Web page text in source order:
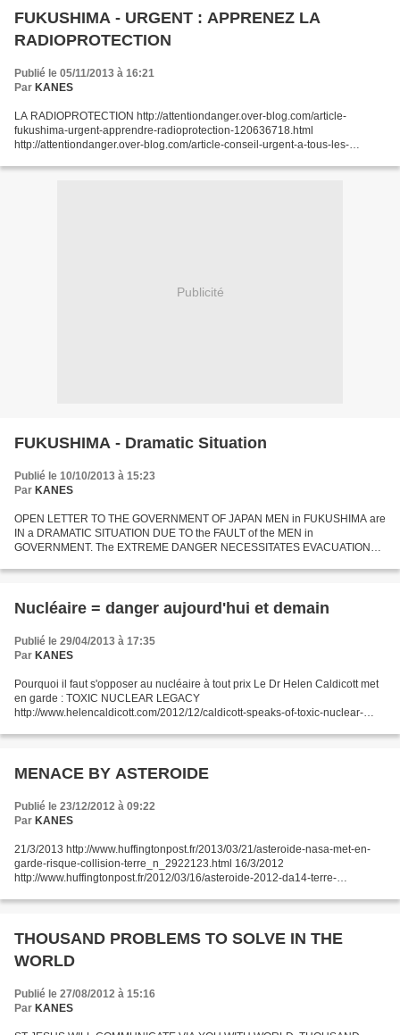
FUKUSHIMA - URGENT : APPRENEZ LA
RADIOPROTECTION
Publié le 05/11/2013 à 16:21
Par KANES
LA RADIOPROTECTION http://attentiondanger.over-blog.com/article-
fukushima-urgent-apprendre-radioprotection-120636718.html
http://attentiondanger.over-blog.com/article-conseil-urgent-a-tous-les-
comment-se-proteger-contre-la-radioactivite-109531255.html...
Publicité
FUKUSHIMA - Dramatic Situation
Publié le 10/10/2013 à 15:23
Par KANES
OPEN LETTER TO THE GOVERNMENT OF JAPAN MEN in FUKUSHIMA are
IN a DRAMATIC SITUATION DUE TO the FAULT of the MEN in
GOVERNMENT. The EXTREME DANGER NECESSITATES EVACUATION
EXTREME DANGER CONTRARY to...
Nucléaire = danger aujourd'hui et demain
Publié le 29/04/2013 à 17:35
Par KANES
Pourquoi il faut s'opposer au nucléaire à tout prix Le Dr Helen Caldicott met
en garde : TOXIC NUCLEAR LEGACY
http://www.helencaldicott.com/2012/12/caldicott-speaks-of-toxic-nuclear-
MENACE BY ASTEROIDE
Publié le 23/12/2012 à 09:22
Par KANES
21/3/2013 http://www.huffingtonpost.fr/2013/03/21/asteroide-nasa-met-en-
garde-risque-collision-terre_n_2922123.html 16/3/2012
http://www.huffingtonpost.fr/2012/03/16/asteroide-2012-da14-terre-
THOUSAND PROBLEMS TO SOLVE IN THE
WORLD
Publié le 27/08/2012 à 15:16
Par KANES